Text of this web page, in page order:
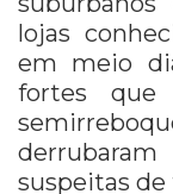
lojas
em meio
fortes que
suspeitas